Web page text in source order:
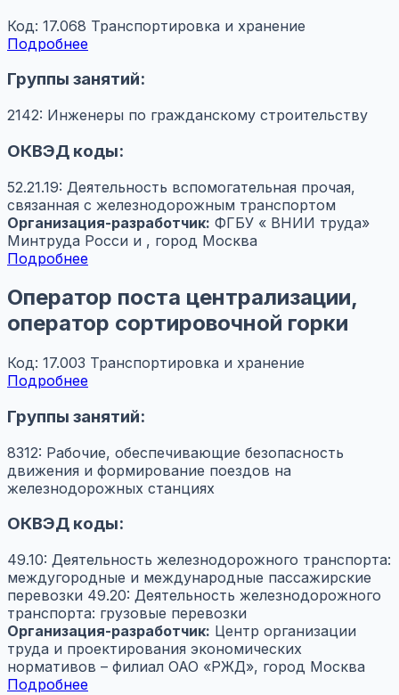
Код: 17.068 Транспортировка и хранение
Подробнее
Группы занятий:
2142: Инженеры по гражданскому строительству
ОКВЭД коды:
52.21.19: Деятельность вспомогательная прочая,
связанная с железнодорожным транспортом
Организация-разработчик: ФГБУ « ВНИИ труда»
Минтруда Росси и , город Москва
Подробнее
Оператор поста централизации,
оператор сортировочной горки
Код: 17.003 Транспортировка и хранение
Подробнее
Группы занятий:
8312: Рабочие, обеспечивающие безопасность
движения и формирование поездов на
железнодорожных станциях
ОКВЭД коды:
49.10: Деятельность железнодорожного транспорта:
междугородные и международные пассажирские
перевозки 49.20: Деятельность железнодорожного
транспорта: грузовые перевозки
Организация-разработчик: Центр организации
труда и проектирования экономических
нормативов – филиал ОАО «РЖД», город Москва
Подробнее